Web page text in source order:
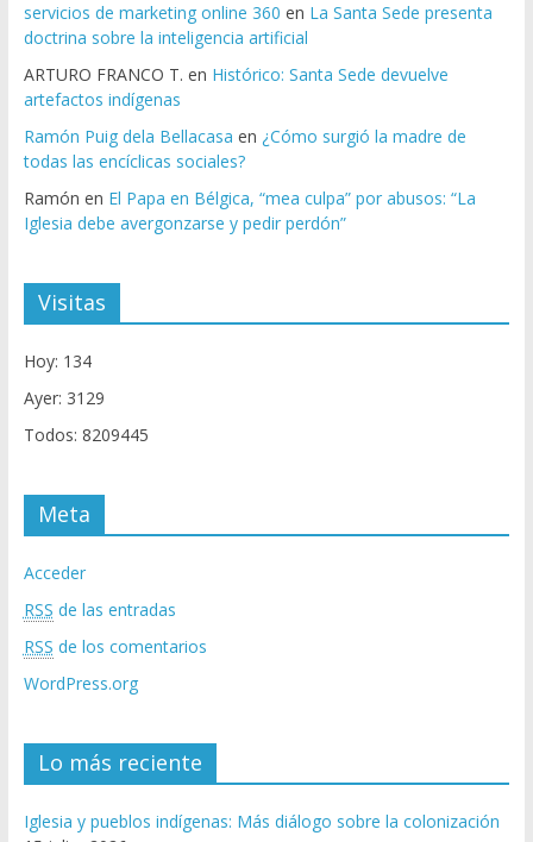
servicios de marketing online 360 en La Santa Sede presenta
doctrina sobre la inteligencia artificial
ARTURO FRANCO T. en Histórico: Santa Sede devuelve
artefactos indígenas
Ramón Puig dela Bellacasa en ¿Cómo surgió la madre de
todas las encíclicas sociales?
Ramón en El Papa en Bélgica, “mea culpa” por abusos: “La
Iglesia debe avergonzarse y pedir perdón”
Visitas
Hoy: 134
Ayer: 3129
Todos: 8209445
Meta
Acceder
RSS de las entradas
RSS de los comentarios
WordPress.org
Lo más reciente
Iglesia y pueblos indígenas: Más diálogo sobre la colonización